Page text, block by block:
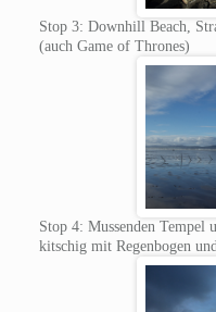
Stop 3: Downhill Beach,
(auch Game of Thrones)
Stop 4: Mussenden Tempel
kitschig mit Regenbogen